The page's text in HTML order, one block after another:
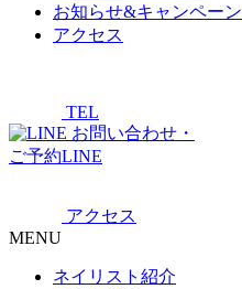
お知らせ&キャンペーン
アクセス
TEL
お問い合わせ・
ご予約LINE
アクセス
MENU
ネイリスト紹介